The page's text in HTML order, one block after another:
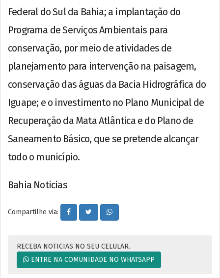
Federal do Sul da Bahia; a implantação do
Programa de Serviços Ambientais para
conservação, por meio de atividades de
planejamento para intervenção na paisagem,
conservação das águas da Bacia Hidrográfica do
Iguape; e o investimento no Plano Municipal de
Recuperação da Mata Atlântica e do Plano de
Saneamento Básico, que se pretende alcançar
todo o município.
Bahia Noticias
Compartilhe via:
RECEBA NOTICIAS NO SEU CELULAR.
ENTRE NA COMUNIDADE NO WHATSAPP